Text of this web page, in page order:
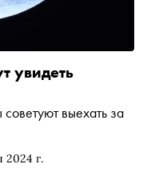
2024 г.
увидеть
выехать за